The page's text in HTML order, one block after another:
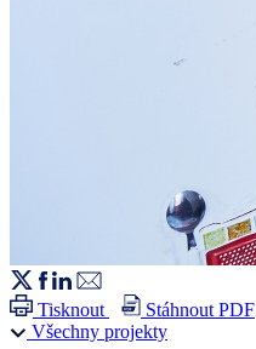
Tisknout
Stáhnout PDF
Všechny projekty